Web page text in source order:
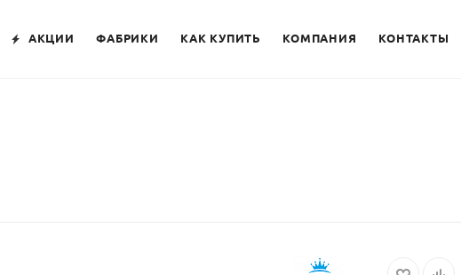
АКЦИИ ФАБРИКИ КАК КУПИТЬ КОМПАНИЯ КОНТАКТЫ